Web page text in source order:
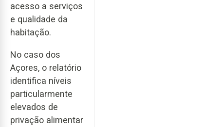
acesso a serviços
e qualidade da
habitação.
No caso dos
Açores, o relatório
identifica níveis
particularmente
elevados de
privação alimentar